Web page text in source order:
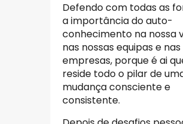
Defendo com todas as
a importância do auto-
conhecimento na nossa
nas nossas equipas e nas
empresas, porque é ai
reside todo o pilar de
mudança consciente e
consistente.